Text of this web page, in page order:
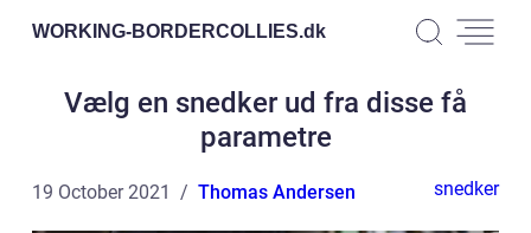
WORKING-BORDERCOLLIES.dk
Vælg en snedker ud fra disse få
parametre
19 October 2021 Thomas Andersen snedker